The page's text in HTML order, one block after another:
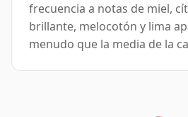
frecuencia a notas de miel,
brillante, melocotón y lima
menudo que la media de la